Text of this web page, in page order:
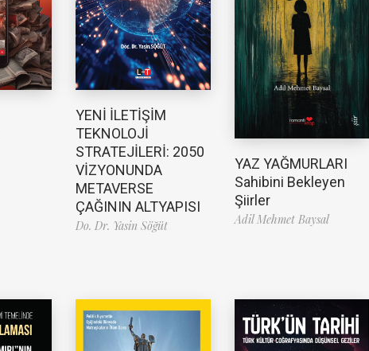
YENİ İLETİŞİM
TEKNOLOJİ
STRATEJİLERİ: 2050
VİZYONUNDA
METAVERSE
ÇAĞININ ALTYAPISI
Do. Dr. Yasin Söğüt
YAZ YAĞMURLARI
Sahibini Bekleyen
Şiirler
Adil Mehmet Baysal